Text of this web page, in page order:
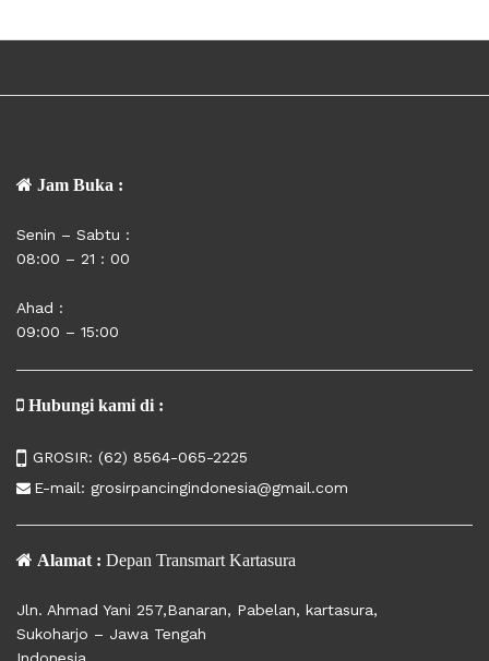
Jam Buka :
Senin – Sabtu :
08:00 – 21 : 00
Ahad :
09:00 – 15:00
Hubungi kami di :
GROSIR: (62) 8564-065-2225
E-mail: grosirpancingindonesia@gmail.com
Alamat : Depan Transmart Kartasura
Jln. Ahmad Yani 257,Banaran, Pabelan, kartasura,
Sukoharjo – Jawa Tengah